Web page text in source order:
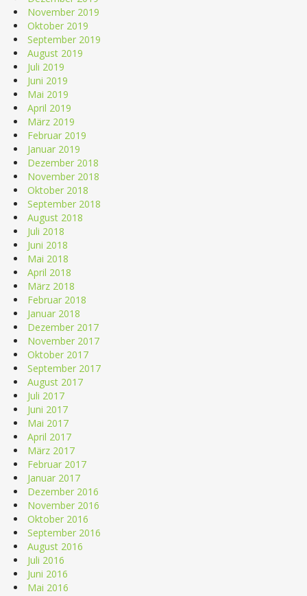
November 2019
Oktober 2019
September 2019
August 2019
Juli 2019
Juni 2019
Mai 2019
April 2019
März 2019
Februar 2019
Januar 2019
Dezember 2018
November 2018
Oktober 2018
September 2018
August 2018
Juli 2018
Juni 2018
Mai 2018
April 2018
März 2018
Februar 2018
Januar 2018
Dezember 2017
November 2017
Oktober 2017
September 2017
August 2017
Juli 2017
Juni 2017
Mai 2017
April 2017
März 2017
Februar 2017
Januar 2017
Dezember 2016
November 2016
Oktober 2016
September 2016
August 2016
Juli 2016
Juni 2016
Mai 2016